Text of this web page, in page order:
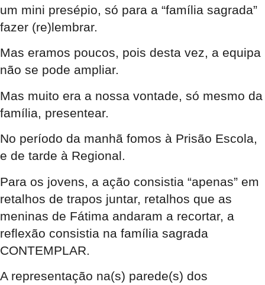
um mini presépio, só para a “família sagrada”
fazer (re)lembrar.
Mas eramos poucos, pois desta vez, a equipa
não se pode ampliar.
Mas muito era a nossa vontade, só mesmo da
família, presentear.
No período da manhã fomos à Prisão Escola,
e de tarde à Regional.
Para os jovens, a ação consistia “apenas” em
retalhos de trapos juntar, retalhos que as
meninas de Fátima andaram a recortar, a
reflexão consistia na família sagrada
CONTEMPLAR.
A representação na(s) parede(s) dos